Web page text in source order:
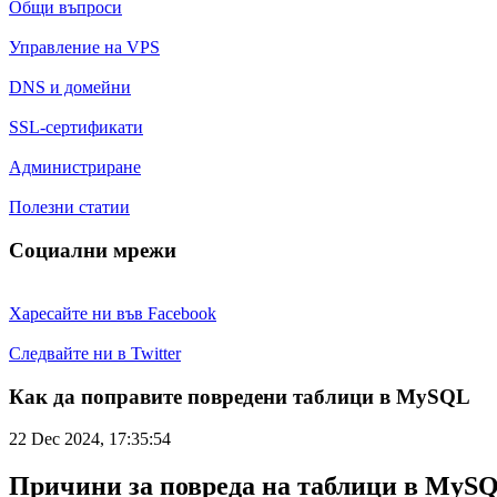
Общи въпроси
Управление на VPS
DNS и домейни
SSL-сертификати
Администриране
Полезни статии
Социални мрежи
Харесайте ни във Facebook
Следвайте ни в Twitter
Как да поправите повредени таблици в MySQL
22 Dec 2024, 17:35:54
Причини за повреда на таблици в